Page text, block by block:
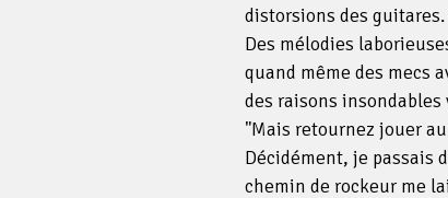
distorsions des
Des mélodies
quand même des mecs
des raisons
"Mais retournez jouer
Décidément, je passais
chemin de rockeur me